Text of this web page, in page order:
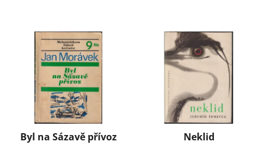
Byl na Sázavě přívoz Neklid